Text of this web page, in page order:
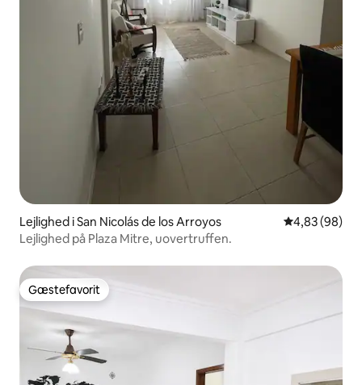
Lejlighed i San Nicolás de los Arroyos 4,83 ud af 5 i
4,83 (98)
Lejlighed på Plaza Mitre, uovertruffen.
Gæstefavorit
Gæstefavorit